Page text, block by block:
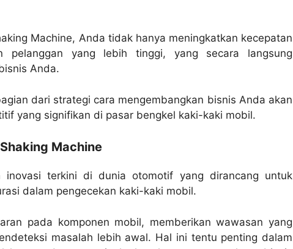
Machine, Anda tidak hanya meningkatkan kecepatan
pelanggan yang lebih tinggi, yang secara langsung
Anda.
dari strategi cara mengembangkan bisnis Anda akan
yang signifikan di pasar bengkel kaki-kaki mobil.
Machine
inovasi terkini di dunia otomotif yang dirancang untuk
dalam pengecekan kaki-kaki mobil.
pada komponen mobil, memberikan wawasan yang
masalah lebih awal. Hal ini tentu penting dalam